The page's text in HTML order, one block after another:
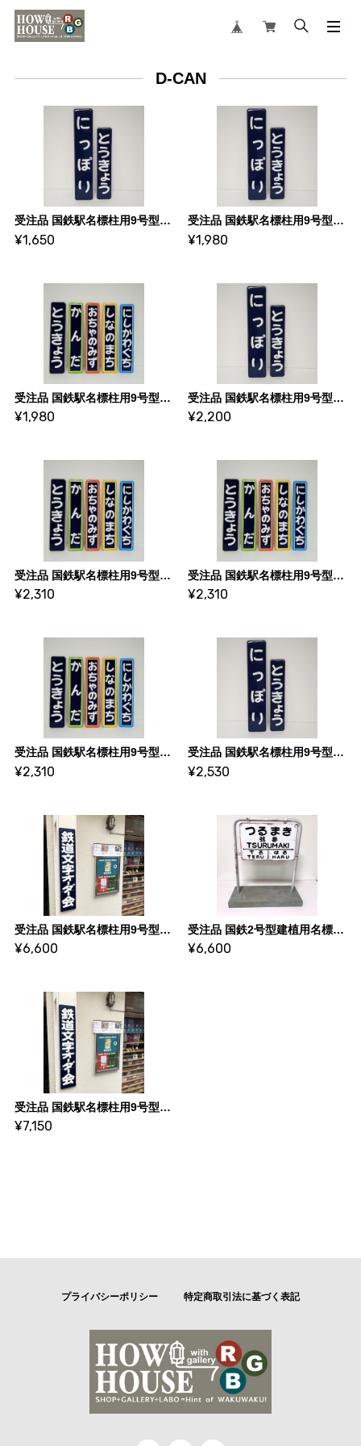
D-CAN
受注品 国鉄駅名標柱用9号型 Sサイズ【枠なし・エイジング加工なし】（D-CAN）
¥1,650
受注品 国鉄駅名標柱用9号型 Sサイズ【枠なし・エイジング加工あり】（D-CAN）
¥1,980
受注品 国鉄駅名標柱用9号型 Sサイズ【枠あり・エイジング加工なし】（D-CAN）
¥1,980
受注品 国鉄駅名標柱用9号型 Mサイズ【エイジング加工なし】（D-CAN）
¥2,200
受注品 国鉄駅名標柱用9号型 Sサイズ【枠あり・エイジング加工 弱】（D-CAN）
¥2,310
受注品 国鉄駅名標柱用9号型 Sサイズ【枠あり・エイジング加工 中】（D-CAN）
¥2,310
受注品 国鉄駅名標柱用9号型 Sサイズ【枠あり・エイジング加工 強】（D-CAN）
¥2,310
受注品 国鉄駅名標柱用9号型 Mサイズ【エイジング加工あり】（D-CAN）
¥2,530
受注品 国鉄駅名標柱用9号型 実物大サイズ（D-CAN）
¥6,600
受注品 国鉄2号型建植用名標 パイプフレーム台座付き【エイジング加工なし】（D-CAN）
¥6,600
受注品 国鉄駅名標柱用9号型 実物大サイズ【枠あり】（D-CAN）
¥7,150
プライバシーポリシー 特定商取引法に基づく表記